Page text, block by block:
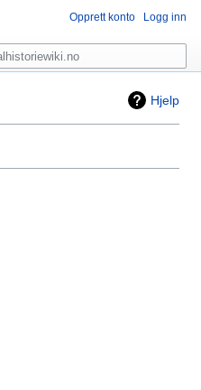
Hjelp
Opprett konto Logg inn